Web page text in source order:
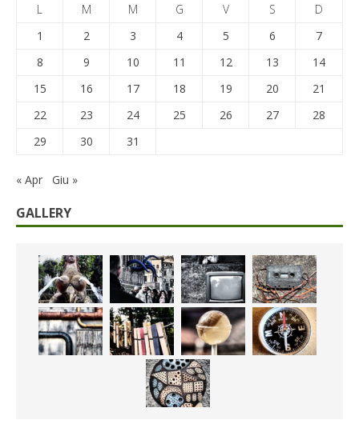
L
M M G V S
D
1
2 3 4 5 6
7
8
9 10 11 12 13
14
15
16 17 18 19 20
21
22
23 24 25 26 27
28
29
30 31
« Apr Giu »
GALLERY